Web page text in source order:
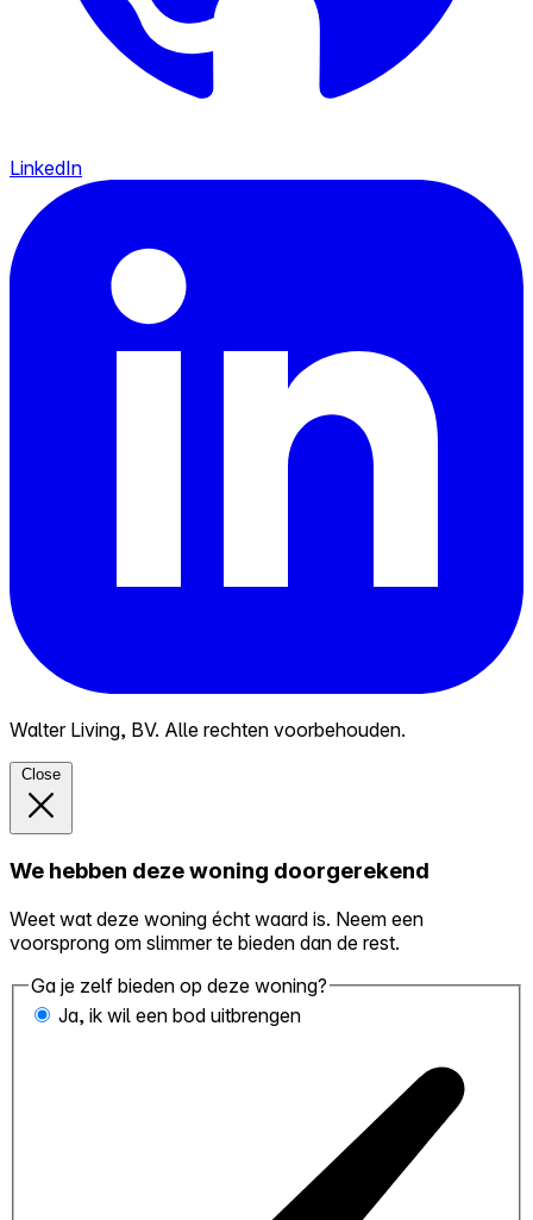
LinkedIn
Walter Living, BV. Alle rechten voorbehouden.
Close
We hebben deze woning doorgerekend
Weet wat deze woning écht waard is. Neem een
voorsprong om slimmer te bieden dan de rest.
Ga je zelf bieden op deze woning?
Ja, ik wil een bod uitbrengen